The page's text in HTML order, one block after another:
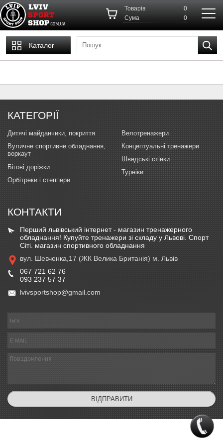
Товарів
0
Cума
0
Каталог
КАТЕГОРІЇ
Дитячі майданчики, покриття
Вуличне спортивне обладнання,
воркаут
Бігові доріжки
Орбітреки і степпери
Велотренажери
Концептуальні тренажери
Шведські стінки
Турніки
КОНТАКТИ
Перший львівський інтернет - магазин тренажерного
обладнання! Купуйте тренажери зі складу у Львові. Спорт
Сіті. магазин спортивного обладнання
вул. Шевченка,17 (ЖК Велика Британія) м. Львів
067 721 62 76
093 237 57 37
lvivsportshop@gmail.com